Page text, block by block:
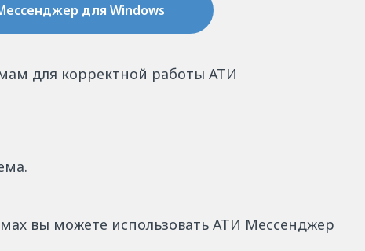
для Windows
для корректной работы АТИ
вы можете использовать АТИ Мессенджер